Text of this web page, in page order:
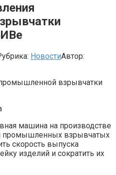
НовостиАвтор:
машина на производстве
промышленных взрывчатых
скорость выпуска
изделий и сократить их